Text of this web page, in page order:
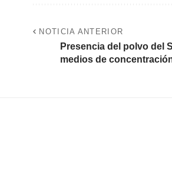
NOTICIA ANTERIOR
Presencia del polvo del
medios de